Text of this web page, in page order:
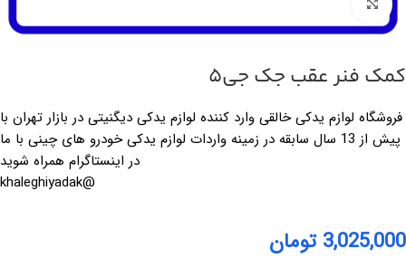
کمک فنر عقب جک جی5
فروشگاه لوازم یدکی خالقی وارد کننده لوازم یدکی دیگنیتی در بازار تهران با
پیش از 13 سال سابقه در زمینه واردات لوازم یدکی خودرو های چینی با ما
در اینستاگرام همراه شوید
@khaleghiyadak
3,025,000 تومان